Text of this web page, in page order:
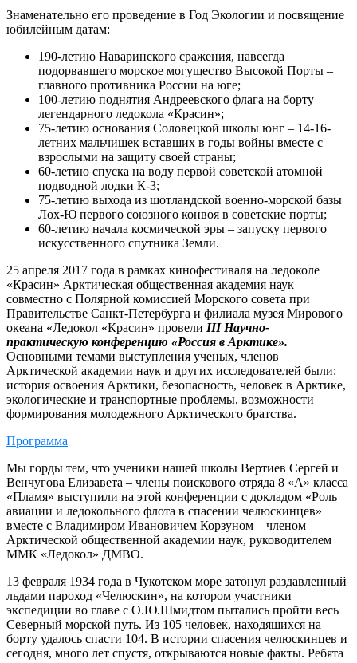
Знаменательно его проведение в Год Экологии и посвящение
юбилейным датам:
190-летию Наваринского сражения, навсегда
подорвавшего морское могущество Высокой Порты –
главного противника России на юге;
100-летию поднятия Андреевского флага на борту
легендарного ледокола «Красин»;
75-летию основания Соловецкой школы юнг – 14-16-
летних мальчишек вставших в годы войны вместе с
взрослыми на защиту своей страны;
60-летию спуска на воду первой советской атомной
подводной лодки К-3;
75-летию выхода из шотландской военно-морской базы
Лох-Ю первого союзного конвоя в советские порты;
60-летию начала космической эры – запуску первого
искусственного спутника Земли.
25 апреля 2017 года в рамках кинофестиваля на ледоколе
«Красин» Арктическая общественная академия наук
совместно с Полярной комиссией Морского совета при
Правительстве Санкт-Петербурга и филиала музея Мирового
океана «Ледокол «Красин» провели IIIНаучно-
практическую конференцию «Россия в Арктике».
Основными темами выступления ученых, членов
Арктической академии наук и других исследователей были:
история освоения Арктики, безопасность, человек в Арктике,
экологические и транспортные проблемы, возможности
формирования молодежного Арктического братства.
Программа
Мы горды тем, что ученики нашей школы Вертиев Сергей и
Венчугова Елизавета – члены поискового отряда 8 «А» класса
«Пламя» выступили на этой конференции с докладом «Роль
авиации и ледокольного флота в спасении челюскинцев»
вместе с Владимиром Ивановичем Корзуном – членом
Арктической общественной академии наук, руководителем
ММК «Ледокол» ДМВО.
13 февраля 1934 года в Чукотском море затонул раздавленный
льдами пароход «Челюскин», на котором участники
экспедиции во главе с О.Ю.Шмидтом пытались пройти весь
Северный морской путь. Из 105 человек, находящихся на
борту удалось спасти 104. В истории спасения челюскинцев и
сегодня, много лет спустя, открываются новые факты. Ребята